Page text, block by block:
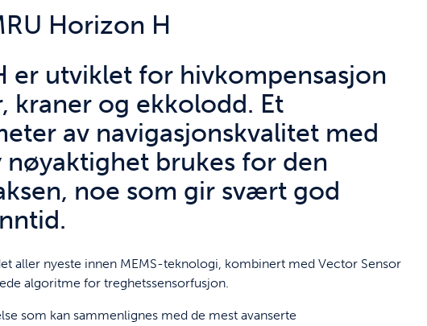
Horizon H
er utviklet for hivkompensasjon
kraner og ekkolodd. Et
av navigasjonskvalitet med
brukes for den
noe som gir svært god
aller nyeste innen MEMS-teknologi, kombinert med Vector Sensor
algoritme for treghetssensorfusjon.
som kan sammenlignes med de mest avanserte